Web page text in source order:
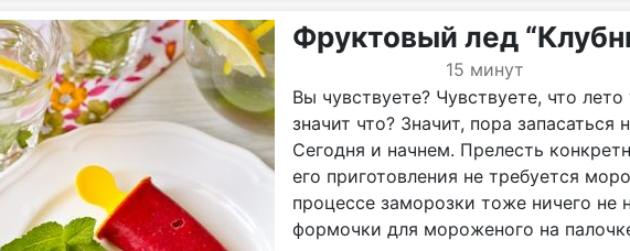
Фруктовый лед
15 минут
Вы чувствуете? Чувствуете, что
значит что? Значит, пора
Сегодня и начнем. Прелесть
его приготовления не требуется
процессе заморозки тоже ничего не
формочки для мороженого на